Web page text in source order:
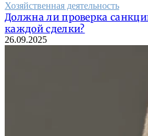
Хозяйственная деятельность
Должна ли проверка
каждой сделки?
26.09.2025